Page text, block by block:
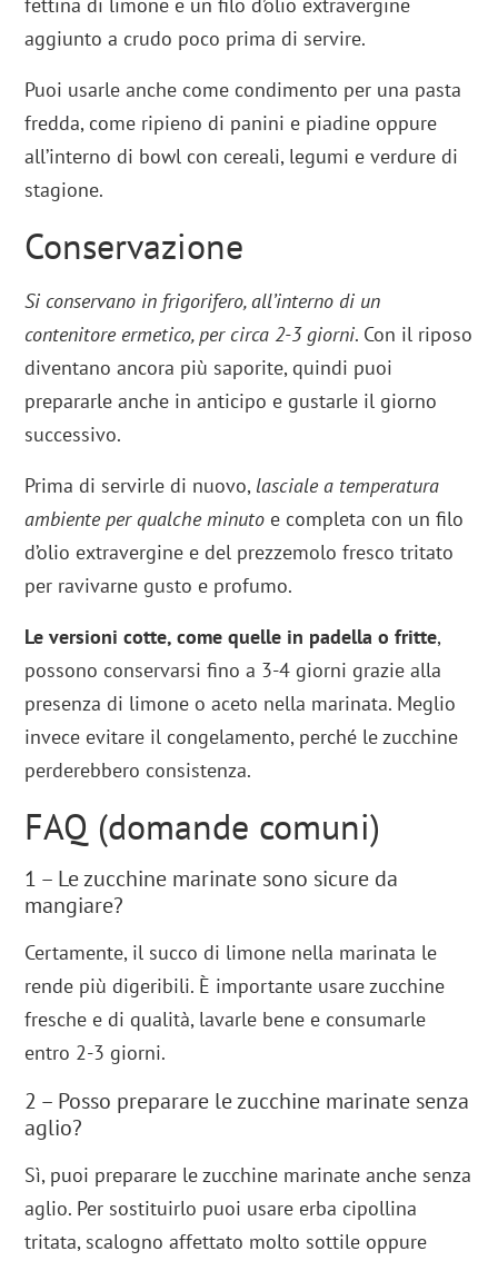
aggiunto a crudo poco prima di servire.
Puoi usarle anche come condimento per una pasta
fredda, come ripieno di panini e piadine oppure
all’interno di bowl con cereali, legumi e verdure di
stagione.
Conservazione
Si conservano in frigorifero, all’interno di un
contenitore ermetico, per circa 2-3 giorni. Con il riposo
diventano ancora più saporite, quindi puoi
prepararle anche in anticipo e gustarle il giorno
successivo.
Prima di servirle di nuovo, lasciale a temperatura
ambiente per qualche minuto e completa con un filo
d’olio extravergine e del prezzemolo fresco tritato
per ravivarne gusto e profumo.
Le versioni cotte, come quelle in padella o fritte,
possono conservarsi fino a 3-4 giorni grazie alla
presenza di limone o aceto nella marinata. Meglio
invece evitare il congelamento, perché le zucchine
perderebbero consistenza.
FAQ (domande comuni)
1 – Le zucchine marinate sono sicure da
mangiare?
Certamente, il succo di limone nella marinata le
rende più digeribili. È importante usare zucchine
fresche e di qualità, lavarle bene e consumarle
entro 2-3 giorni.
2 – Posso preparare le zucchine marinate senza
aglio?
Sì, puoi preparare le zucchine marinate anche senza
aglio. Per sostituirlo puoi usare erba cipollina
tritata, scalogno affettato molto sottile oppure